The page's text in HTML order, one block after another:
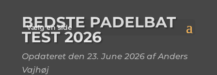
Vælg en side
BEDSTE PADELBAT
TEST 2026
Opdateret den 23. June 2026 af Anders
Vajhøj